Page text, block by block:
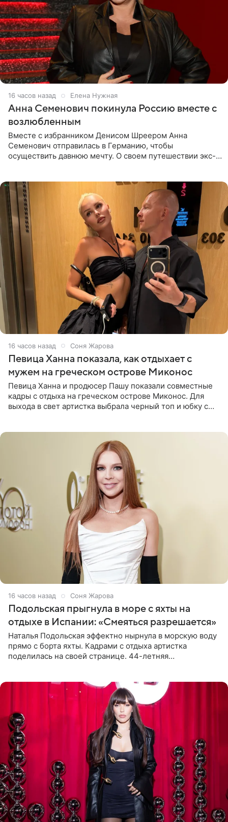
16 часов назад Елена Нужная
Анна Семенович покинула Россию вместе с
возлюбленным
Вместе с избранником Денисом Шреером Анна
Семенович отправилась в Германию, чтобы
осуществить давнюю мечту. О своем путешествии экс-
16 часов назад Соня Жарова
Певица Ханна показала, как отдыхает с
мужем на греческом острове Миконос
Певица Ханна и продюсер Пашу показали совместные
кадры с отдыха на греческом острове Миконос. Для
выхода в свет артистка выбрала черный топ и юбку с
16 часов назад Соня Жарова
Подольская прыгнула в море с яхты на
отдыхе в Испании: «Смеяться разрешается»
Наталья Подольская эффектно нырнула в морскую воду
прямо с борта яхты. Кадрами с отдыха артистка
поделилась на своей странице. 44-летняя